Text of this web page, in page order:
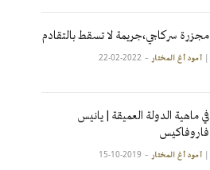
مجزرة سركاجي،جريمة لا تسقط بالتقادم
| آمود أغ المختار 2022-02-22
في ماهية الدولة العميقة | يانيس
فاروفاكيس
| آمود أغ المختار 2019-10-15